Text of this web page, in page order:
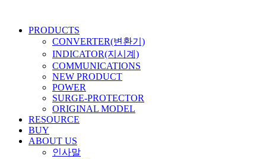
PRODUCTS
CONVERTER(변환기)
INDICATOR(지시계)
COMMUNICATIONS
NEW PRODUCT
POWER
SURGE-PROTECTOR
ORIGINAL MODEL
RESOURCE
BUY
ABOUT US
인사말